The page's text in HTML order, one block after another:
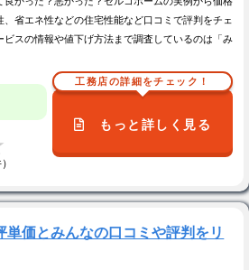
省エネ性などの住宅性能など口コミで評判をチェ
ビスの情報や値下げ方法まで調査しているのは「み
工務店の詳細をチェック！
もっと詳しく見る
単価とみんなの口コミや評判をリ